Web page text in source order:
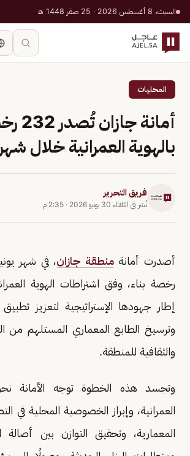
السبت، 8 أغسطس 2026 · 25 صفر 1448 هـ
المحليات
أمانة
بالهوية العمرانية خلال
فريق التحرير
نُشر في الثلاثاء 30 يونيو 2026 · 2:35 م
أصدرت أمانةمنطقة جازان
رخصة بناء، وفق اشتراطات الهوية
إطار جهودها الإستراتيجية لتعزيز تطبيق
وترسيخ الطابع المعماري المستلهم من
والثقافية للمنطقة.
وتجسد هذه الخطوة توجه الأمانة
العمرانية، وإبراز الخصوصية المحلية في
المعمارية، وتحقيق التوازن بين أصالة